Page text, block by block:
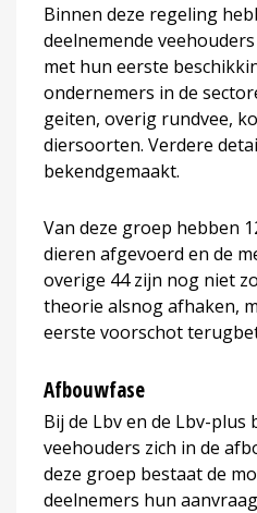
Binnen deze regeling
deelnemende
met hun eerste
ondernemers in de
geiten, overig rundvee,
diersoorten. Verdere
bekendgemaakt.
Van deze groep hebben
dieren afgevoerd en de
overige 44 zijn nog niet
theorie alsnog afhaken,
eerste voorschot
Afbouwfase
Bij de Lbv en de Lbv-plus
veehouders zich in de
deze groep bestaat de
deelnemers hun